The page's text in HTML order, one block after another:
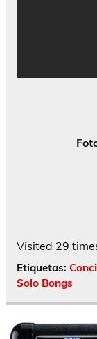
Visited 29
Etiquetas:
Solo Bongs